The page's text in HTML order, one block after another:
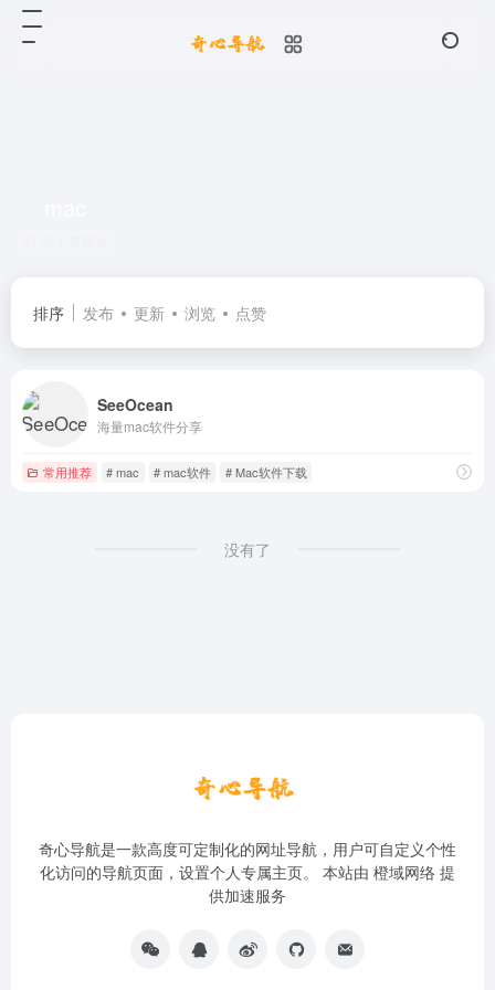
排序 发布 更新 浏览 点赞
SeeOcean
海量mac软件分享
常用推荐 # mac # mac软件 # Mac软件下载
没有了
奇心导航是一款高度可定制化的网址导航，用户可自定义个性
化访问的导航页面，设置个人专属主页。 本站由 橙域网络 提
供加速服务